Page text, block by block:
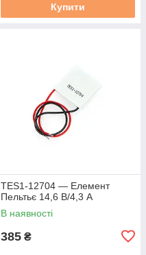
Купити
TES1-12704 — Елемент
Пельтьє 14,6 В/4,3 А
В наявності
385 ₴